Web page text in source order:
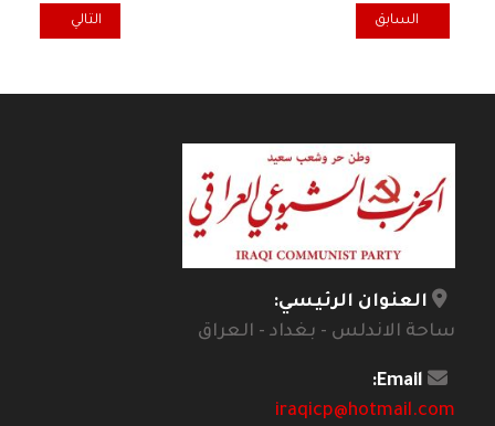
المقال السابق: ايطاليا تحتفل بالذكرى الـ70 لرحيل الشاعر بافيزي
السابق المقال التالي:
التالي
العنوان الرئيسي:
ساحة الاندلس - بغداد - العراق
Email:
iraqicp@hotmail.com